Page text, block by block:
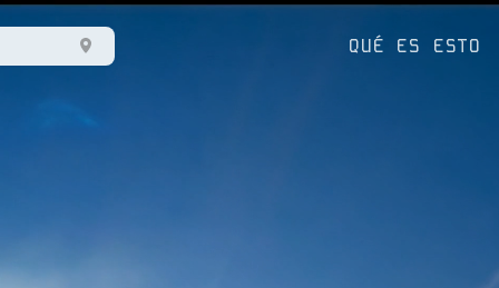
QUÉ ES ESTO